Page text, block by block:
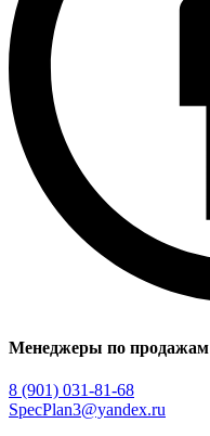
Менеджеры по продажам
8 (901) 031-81-68
SpecPlan3@yandex.ru